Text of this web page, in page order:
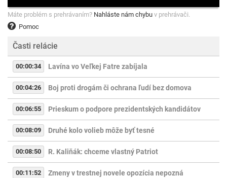
Pomoc
Máte problém s prehrávaním? Nahláste nám chybu v prehrávači.
Časti relácie
00:00:34 Lavína vo Veľkej Fatre zabíjala
00:04:26 Boj proti drogám či ochrana ľudí bez domova
00:06:55 Prieskum o podpore prezidentských kandidátov
00:08:09 Druhé kolo volieb môže byť tesné
00:08:50 R. Kaliňák: chceme vlastný Patriot
00:11:52 Zmeny v trestnej novele opozícia nepozná